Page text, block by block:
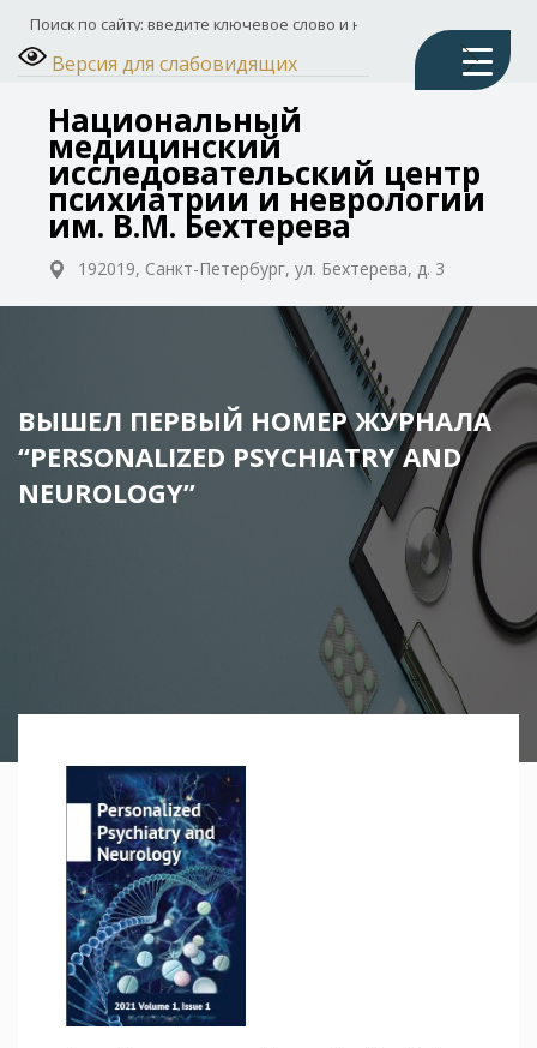
Версия для слабовидящих
Национальный
медицинский
исследовательский центр
психиатрии и неврологии
им. В.М. Бехтерева
192019, Санкт-Петербург, ул. Бехтерева, д. 3
ВЫШЕЛ ПЕРВЫЙ НОМЕР ЖУРНАЛА
“PERSONALIZED PSYCHIATRY AND
NEUROLOGY”